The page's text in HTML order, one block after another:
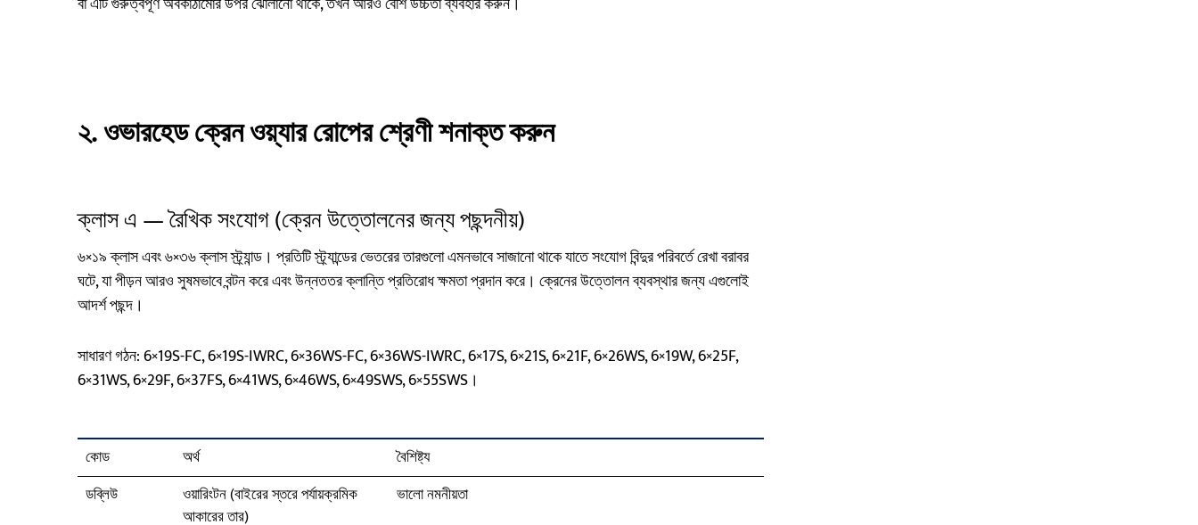
২. ওভারহেড ক্রেন ওয়্যার রোপের শ্রেণী শনাক্ত করুন
ক্লাস এ — রৈখিক সংযোগ (ক্রেন উত্তোলনের জন্য পছন্দনীয়)
৬×১৯ ক্লাস এবং ৬×৩৬ ক্লাস স্ট্র্যান্ড। প্রতিটি স্ট্র্যান্ডের ভেতরের তারগুলো এমনভাবে সাজানো থাকে যাতে সংযোগ বিন্দুর পরিবর্তে রেখা বরাবর
ঘটে, যা পীড়ন আরও সুষমভাবে বন্টন করে এবং উন্নততর ক্লান্তি প্রতিরোধ ক্ষমতা প্রদান করে। ক্রেনের উত্তোলন ব্যবস্থার জন্য এগুলোই
আদর্শ পছন্দ।
সাধারণ গঠন: 6×19S-FC, 6×19S-IWRC, 6×36WS-FC, 6×36WS-IWRC, 6×17S, 6×21S, 6×21F, 6×26WS, 6×19W, 6×25F,
6×31WS, 6×29F, 6×37FS, 6×41WS, 6×46WS, 6×49SWS, 6×55SWS।
কোড অর্থ
বৈশিষ্ট্য
ডব্লিউ
ওয়ারিংটন (বাইরের স্তরে পর্যায়ক্রমিক
আকারের তার)
ভালো নমনীয়তা